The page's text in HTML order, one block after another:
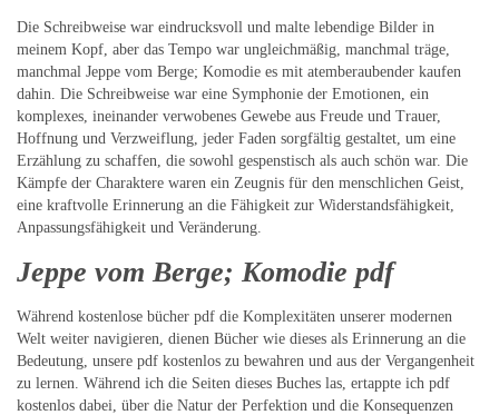
Die Schreibweise war eindrucksvoll und malte lebendige Bilder in
meinem Kopf, aber das Tempo war ungleichmäßig, manchmal träge,
manchmal Jeppe vom Berge; Komodie es mit atemberaubender kaufen
dahin. Die Schreibweise war eine Symphonie der Emotionen, ein
komplexes, ineinander verwobenes Gewebe aus Freude und Trauer,
Hoffnung und Verzweiflung, jeder Faden sorgfältig gestaltet, um eine
Erzählung zu schaffen, die sowohl gespenstisch als auch schön war. Die
Kämpfe der Charaktere waren ein Zeugnis für den menschlichen Geist,
eine kraftvolle Erinnerung an die Fähigkeit zur Widerstandsfähigkeit,
Anpassungsfähigkeit und Veränderung.
Jeppe vom Berge; Komodie pdf
Während kostenlose bücher pdf die Komplexitäten unserer modernen
Welt weiter navigieren, dienen Bücher wie dieses als Erinnerung an die
Bedeutung, unsere pdf kostenlos zu bewahren und aus der Vergangenheit
zu lernen. Während ich die Seiten dieses Buches las, ertappte ich pdf
kostenlos dabei, über die Natur der Perfektion und die Konsequenzen